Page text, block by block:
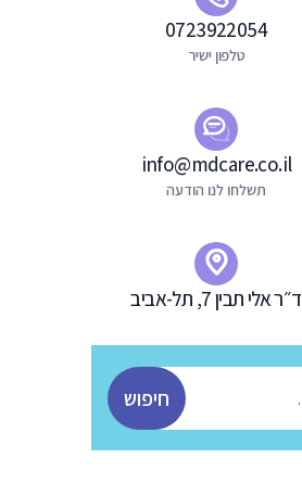
0723922054
טלפון ישיר
info@mdcare.co.il
תשלחו לנו הודעה
ד״ר אלי תבין 7, תל-אביב